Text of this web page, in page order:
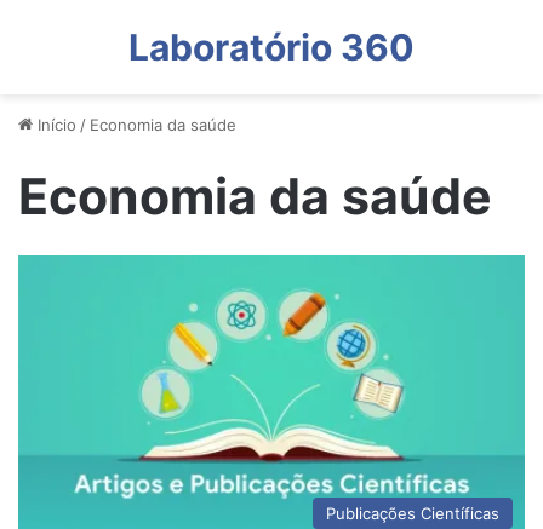
Laboratório 360
Início / Economia da saúde
Economia da saúde
Publicações Científicas